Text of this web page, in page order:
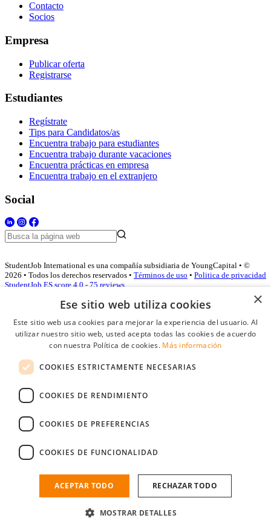
Contacto
Socios
Empresa
Publicar oferta
Registrarse
Estudiantes
Regístrate
Tips para Candidatos/as
Encuentra trabajo para estudiantes
Encuentra trabajo durante vacaciones
Encuentra prácticas en empresa
Encuentra trabajo en el extranjero
Social
StudentJob International es una compañía subsidiaria de YoungCapital • ©
2026 • Todos los derechos reservados • Términos de uso • Politica de privacidad
StudentJob ES score 4.0 - 75 reviews
Acceso empresas
Contraseña
Recordarme
Conectarse
Registro gratuito empresas
Encuentre al candidato perfecto a tan sólo un par de clicks
×
Ese sitio web utiliza cookies
Este sitio web usa cookies para mejorar la experiencia del usuario. Al
utilizar nuestro sitio web, usted acepta todas las cookies de acuerdo
con nuestra Política de cookies. Más información
COOKIES ESTRICTAMENTE NECESARIAS
COOKIES DE RENDIMIENTO
COOKIES DE PREFERENCIAS
COOKIES DE FUNCIONALIDAD
ACEPTAR TODO RECHAZAR TODO
MOSTRAR DETALLES